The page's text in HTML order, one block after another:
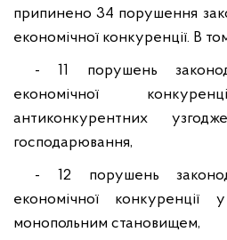
припинено 34 порушення
економічної конкуренції. В
- 11 порушень
економічної
антиконкурентних
господарювання,
-
12
порушень
економічної конкуренції
монопольним становищем,